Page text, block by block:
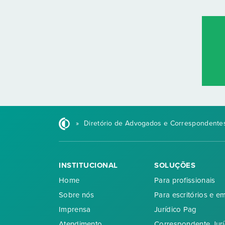
» Diretório de Advogados e
INSTITUCIONAL
Home
Sobre nós
Imprensa
SOLUÇÕES
Para profissionais
Para escritórios e
Jurídico Pag